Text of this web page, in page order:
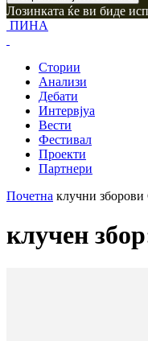
Лозинката ќе ви биде
ПИНА
Стории
Анализи
Дебати
Интервјуа
Вести
Фестивал
Проекти
Партнери
Почетна клучни зборови
клучен